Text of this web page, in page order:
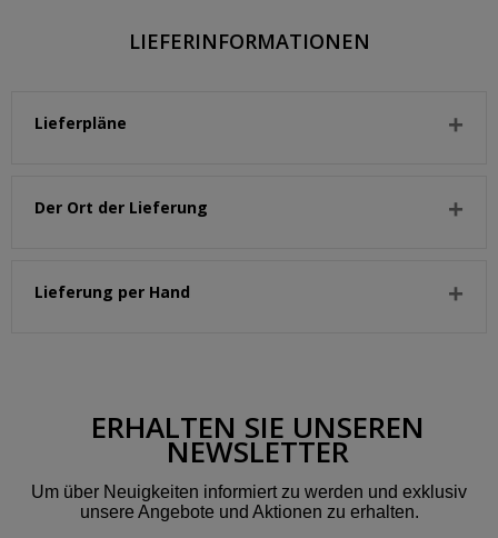
LIEFERINFORMATIONEN
Lieferpläne
Der Ort der Lieferung
Lieferung per Hand
ERHALTEN SIE UNSEREN
NEWSLETTER
Um über Neuigkeiten informiert zu werden und exklusiv
unsere Angebote und Aktionen zu erhalten.